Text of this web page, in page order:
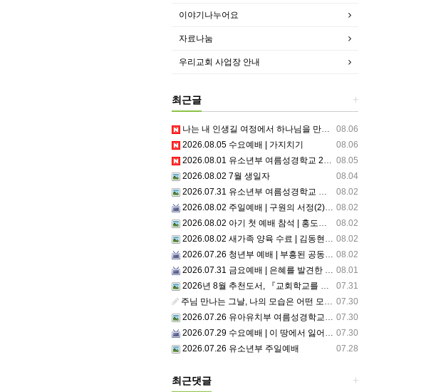
이야기나누어요
자료나눔
우리교회 사업장 안내
+
최근글
08.06
나는 내 인생길 여정에서 하나님을 만났는가? 그렇다면 나의 삶은 어떠한가? 자신을 돌아 봅니다.
08.06
2026.08.05 수요예배 | 가지치기
08.05
2026.08.01 유소년부 여름성경학교 2일차
08.04
2026.08.02 7월 생일자
08.02
2026.07.31 유소년부 여름성경학교 첫째날
08.02
2026.08.02 주일예배 | 구원의 서정(2)부르심: 거절할 수 없는 은혜의 시작
08.02
2026.08.02 아기 첫 예배 참석 | 홍도영, 홍찬영 아기(홍석진, 임자현 집사 가정)
08.02
2026.08.02 새가족 양육 수료 | 김동현, 박현정 성도
08.02
2026.07.26 청년부 예배 | 부흥된 공동체4: 세상 앞에서1
08.01
2026.07.31 금요예배 | 은혜를 발견한 사람
07.31
2026년 8월 추천도서, 『교회학교를 리셋하라』
07.30
주님 만나는 그날, 나의 모습은 어떤 모습으로 주님 앞에 서게 될까 ??????
07.30
2026.07.26 유아유치부 여름성경학교 2일차
07.30
2026.07.29 수요예배 | 이 땅에서 잃어버린 것들
07.28
2026.07.26 유소년부 주일예배
+
최근댓글